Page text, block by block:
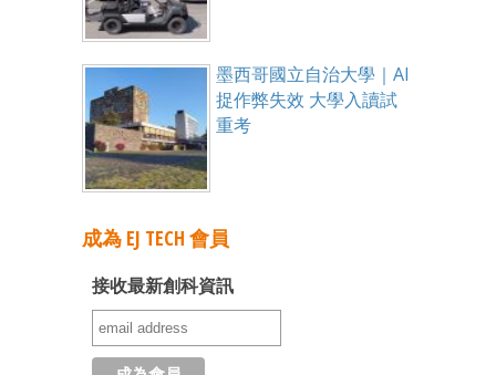
墨西哥國立自治大學｜AI
捉作弊失效 大學入讀試
重考
成為 EJ TECH 會員
接收最新創科資訊